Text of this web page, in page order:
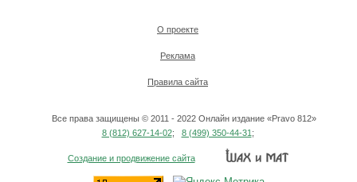
О проекте
Реклама
Правила сайта
Все права защищены © 2011 - 2022 Онлайн издание «Pravo 812»
8 (812) 627-14-02; 8 (499) 350-44-31 ;
Создание и продвижение сайта